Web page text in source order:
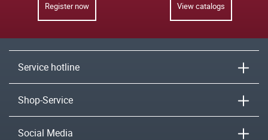
Register now View catalogs
Service hotline
Shop-Service
Social Media